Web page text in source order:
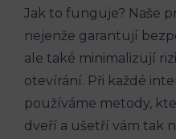
Jak to funguje? Naše
nejenže​ garantují⁢
ale také minimalizují
otevírání. Při každé
používáme metody,
dveří a ušetří‍ vám tak